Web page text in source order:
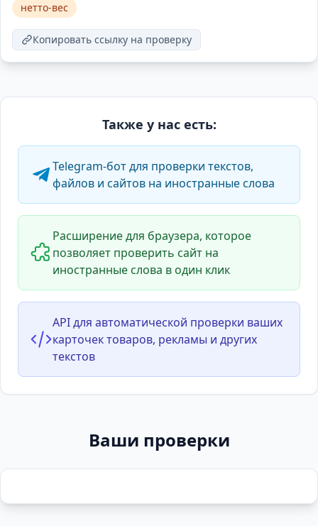
нетто-вес
Копировать ссылку на проверку
Также у нас есть:
Telegram-бот для проверки текстов,
файлов и сайтов на иностранные слова
Расширение для браузера, которое
позволяет проверить сайт на
иностранные слова в один клик
API для автоматической проверки ваших
карточек товаров, рекламы и других
текстов
Ваши проверки